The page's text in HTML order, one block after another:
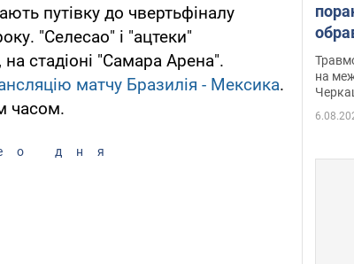
путівку до чвертьфіналу
"Селесао" і "ацтеки"
на стадіоні "Самара Арена".
матчу Бразилія - Мексика.
часом.
дня
Фото
на